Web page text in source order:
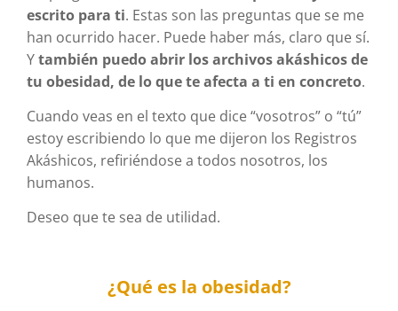
escrito para ti. Estas son las preguntas que se me
han ocurrido hacer. Puede haber más, claro que sí.
Ytambién puedo abrir los archivos akáshicos de
tu obesidad, de lo que te afecta a ti en concreto.
Cuando veas en el texto que dice “vosotros” o “tú”
estoy escribiendo lo que me dijeron los Registros
Akáshicos, refiriéndose a todos nosotros, los
humanos.
Deseo que te sea de utilidad.
¿Qué es la obesidad?